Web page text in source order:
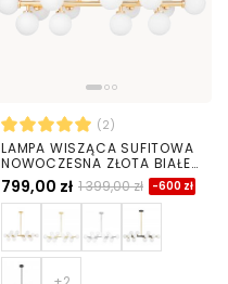
(2)
LAMPA WISZĄCA SUFITOWA
NOWOCZESNA ZŁOTA BIAŁE
KULE PETRICA 16
799,00 zł 1 399,00 zł -600 zł